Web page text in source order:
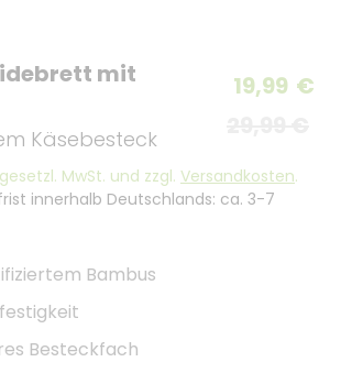
mit
Käsebesteck
19,99 €
MwSt. und zzgl. Versandkosten.
innerhalb Deutschlands: ca. 3-7
Bambus
Besteckfach